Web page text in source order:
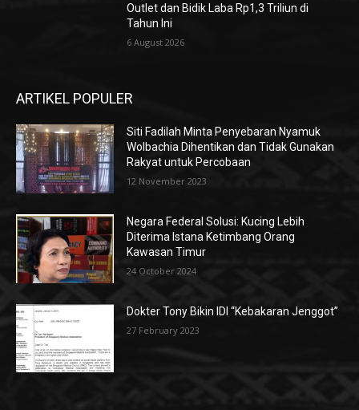
Outlet dan Bidik Laba Rp1,3 Triliun di
Tahun Ini
6 August 2026
ARTIKEL POPULER
Siti Fadilah Minta Penyebaran Nyamuk
Wolbachia Dihentikan dan Tidak Gunakan
Rakyat untuk Percobaan
12 November 2023
Negara Federal Solusi: Kucing Lebih
Diterima Istana Ketimbang Orang
Kawasan Timur
24 October 2024
Dokter Tony Bikin IDI “Kebakaran Jenggot”
27 February 2023